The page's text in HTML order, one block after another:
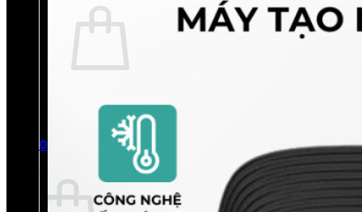
Quay trở lại cửa hàng
0
Giỏ hàng